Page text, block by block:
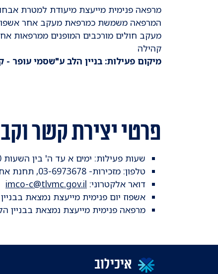
מרפאה פנימית מייעצת מיעודת למטרת
המרפאה משמשת כמרפאת מעקב אחר אשפוז
מעקב חולים מורכבים המופנים ממרפאות
קהילה
מיקום פעילות: בניין הלב ע"שסמי עופר - קומה מינוס
פרטי יצירת קשר
שעות פעילות: ימים א עד ה' בין השעות 07:30 עד 15:00
טלפון: מזכירות- 03-6973678, תחנת אחות- 03-6973487
דואר אלקטרוני: imco-c@tlvmc.gov.il
אשפוז יום פנימית מייעצת נמצאת בבניין
מרפאה פנימית מייעצת נמצאת בבניין הלב
איכילוב